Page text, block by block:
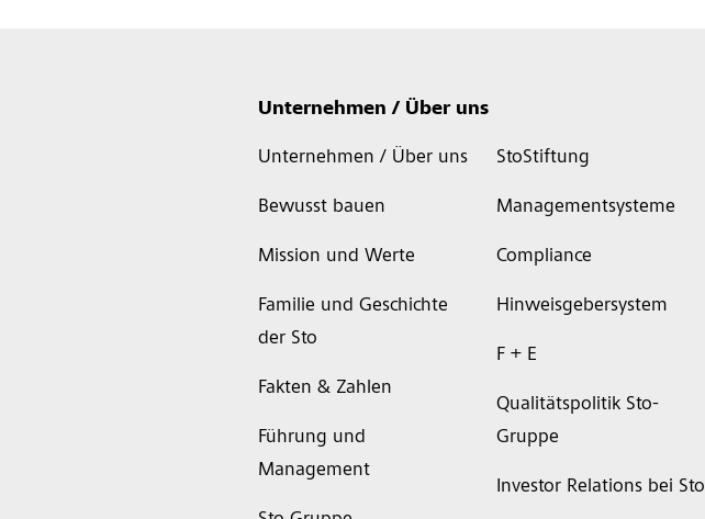
Unternehmen / Über uns
Unternehmen / Über uns
Bewusst bauen
Mission und Werte
Familie und Geschichte
der Sto
Fakten & Zahlen
Führung und
Management
StoStiftung
Managementsysteme
Compliance
Hinweisgebersystem
F + E
Qualitätspolitik Sto-
Gruppe
Investor Relations bei Sto